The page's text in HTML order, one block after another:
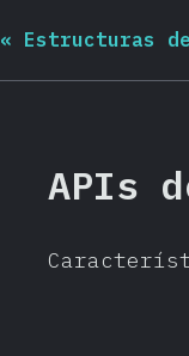
« Estructuras
APIs